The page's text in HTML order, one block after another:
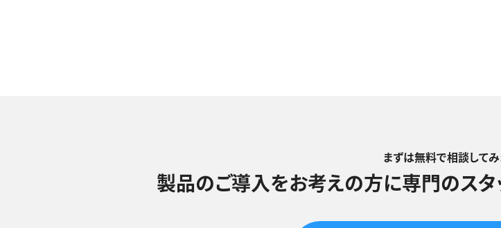
まずは無料で相談してみ
製品のご導入をお考えの方に専門のスタ